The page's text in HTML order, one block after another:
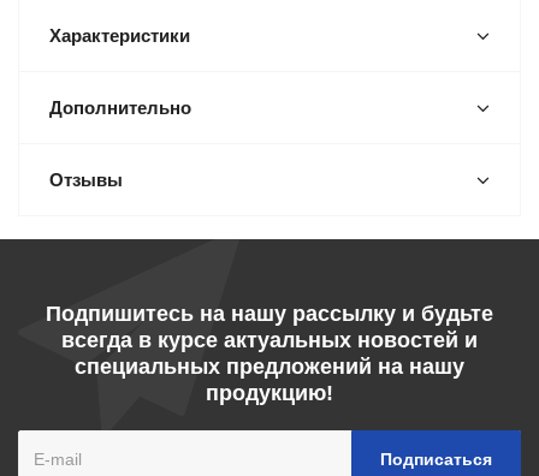
Характеристики
Дополнительно
Отзывы
Подпишитесь на нашу рассылку и будьте
всегда в курсе актуальных новостей и
специальных предложений на нашу
продукцию!